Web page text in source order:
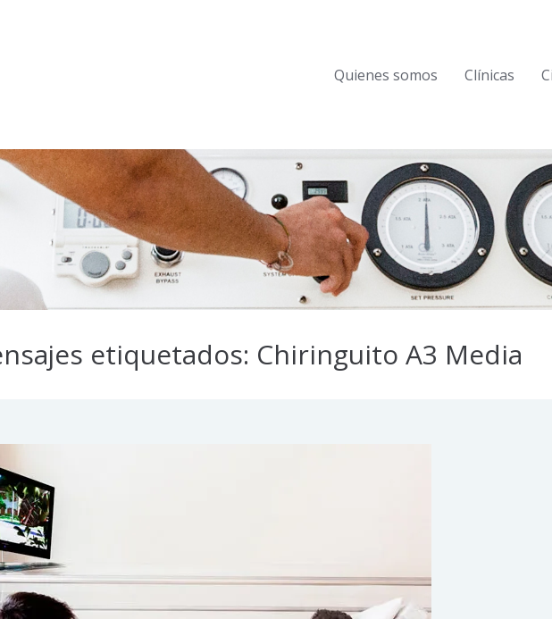
Quienes somos Clínicas
etiquetados: Chiringuito A3 Media